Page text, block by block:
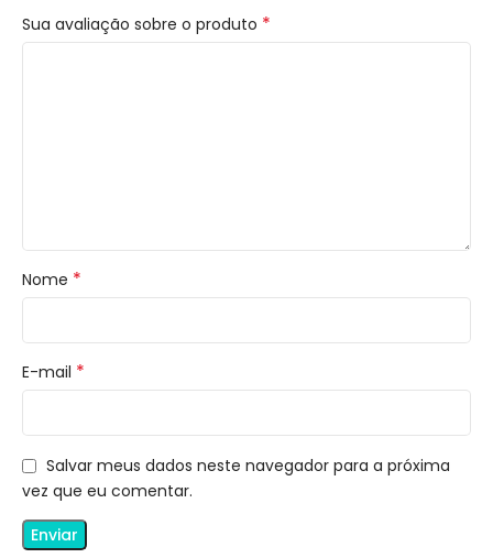
Sua avaliação sobre o produto *
Nome *
E-mail *
Salvar meus dados neste navegador para a próxima
vez que eu comentar.